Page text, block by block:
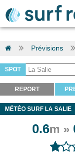
Prévisions
SPOT
REPORT
MÉTÉO SURF LA SALIE
0.6m »